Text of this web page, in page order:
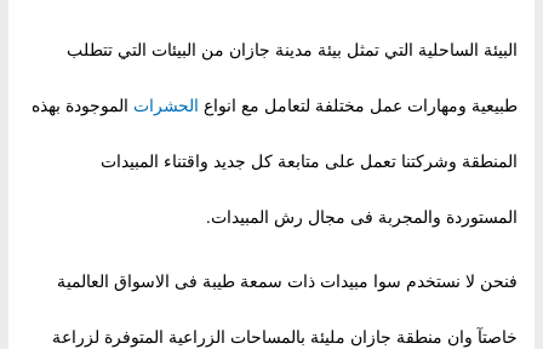
البيئة الساحلية التي تمثل بيئة مدينة جازان من البيئات التي تتطلب
طبيعية ومهارات عمل مختلفة لتعامل مع انواع الحشرات الموجودة بهذه
المنطقة وشركتنا تعمل على متابعة كل جديد واقتناء المبيدات
المستوردة والمجربة فى مجال رش المبيدات.
فنحن لا نستخدم سوا مبيدات ذات سمعة طيبة فى الاسواق العالمية
خاصتآ وان منطقة جازان مليئة بالمساحات الزراعية المتوفرة لزراعة